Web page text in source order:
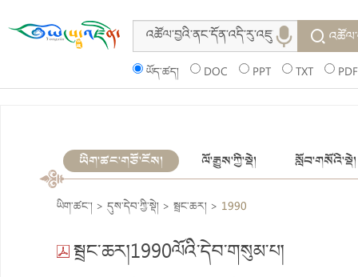
ཡོད་ཚད། DOC PPT TXT PDF
ཡིག་ཚང་གཙོ་ངོས། ལོ་རྒྱུས་ཀྱི་སྡེ། སློབ་གསོའི་སྡེ།
ཡིག་ཚང་། > དུས་དེབ་ཀྱི་སྡེ། > སྦྲང་ཆར། > 1990
སྦྲང་ཆར།1990ལོའི་དེབ་གསུམ་པ།